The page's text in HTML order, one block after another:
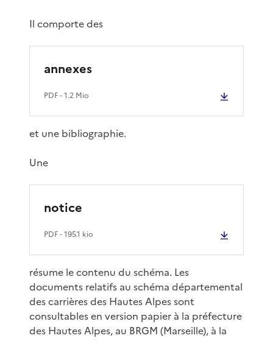
Il comporte des
annexes
PDF- 1.2 Mio
et une bibliographie.
Une
notice
PDF- 195.1 kio
résume le contenu du schéma. Les
documents relatifs au schéma départemental
des carrières des Hautes Alpes sont
consultables en version papier à la préfecture
des Hautes Alpes, au BRGM (Marseille), à la